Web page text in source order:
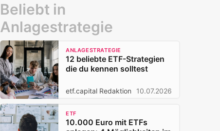
Beliebt in
Anlagestrategie
ANLAGESTRATEGIE
12 beliebte ETF-Strategien
die du kennen solltest
etf.capital Redaktion 10.07.2026
ETF
10.000 Euro mit ETFs